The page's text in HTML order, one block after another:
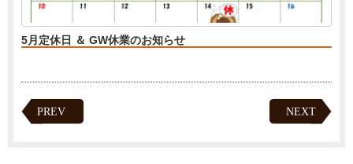
5月定休日 ＆ GW休業のお知らせ
PREV NEXT